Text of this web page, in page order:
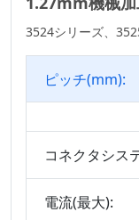
DFCN コネク
リーズ
機械加工メス
ダ コネクタ シ
ズ
機械加工ピン
ーシリーズ
DIN 41612 コ
タ シリーズ
3524シリーズ、
ピッチ(mm):
コネクタシス
電流(最大):